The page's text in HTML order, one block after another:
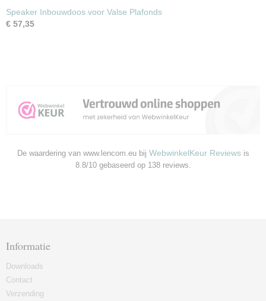
Speaker Inbouwdoos voor Valse Plafonds
€ 57,35
De waardering van www.lencom.eu bij WebwinkelKeur Reviewsis
8.8/10 gebaseerd op 138 reviews.
Informatie
Downloads
Contact
Verzending